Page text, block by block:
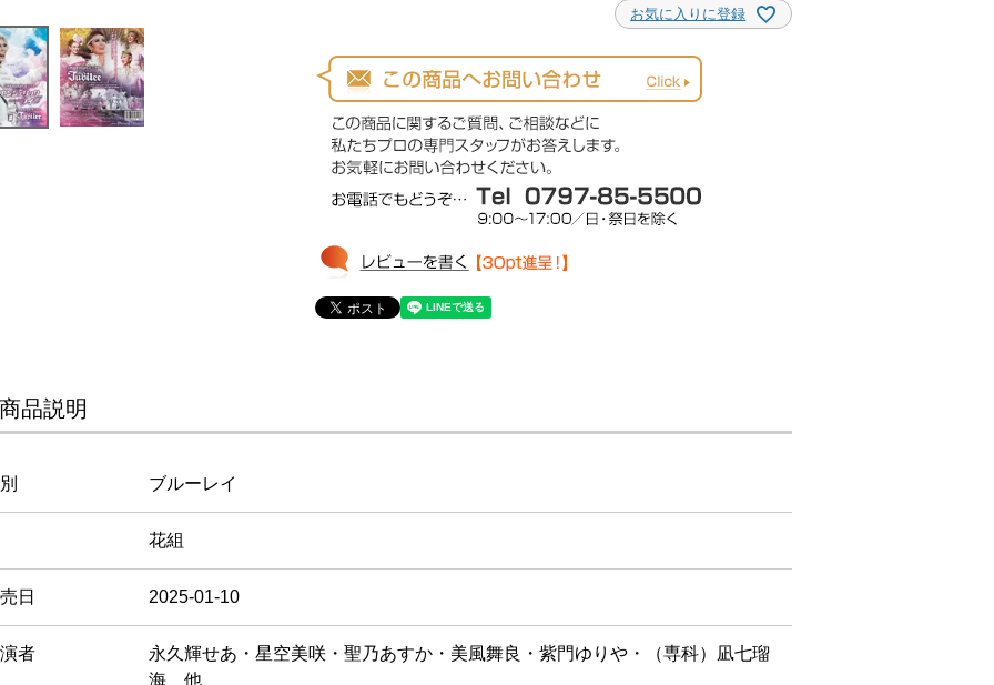
お気に入りに登録
商品説明
ブルーレイ
花組
日 2025-01-10
者
永久輝せあ・星空美咲・聖乃あすか・美風舞良・紫門ゆりや・（専科）凪七瑠
海 他